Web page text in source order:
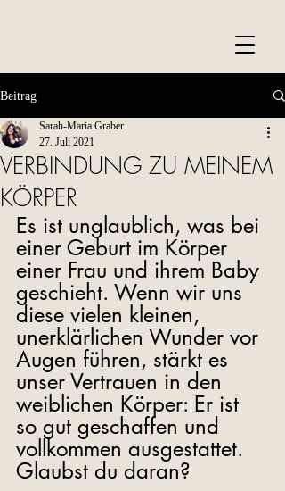
Beitrag
VERBINDUNG ZU MEINEM
KÖRPER
Sarah-Maria Graber
27. Juli 2021
Es ist unglaublich, was bei
einer Geburt im Körper
einer Frau und ihrem Baby
geschieht. Wenn wir uns
diese vielen kleinen,
unerklärlichen Wunder vor
Augen führen, stärkt es
unser Vertrauen in den
weiblichen Körper: Er ist
so gut geschaffen und
vollkommen ausgestattet.
Glaubst du daran?